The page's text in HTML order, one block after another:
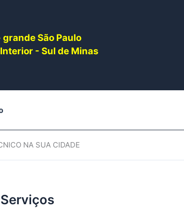
grande São Paulo
- Sul de Minas
NA SUA CIDADE
Serviços